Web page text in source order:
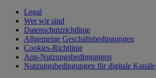
Legal
Wer wir sind
Datenschutzrichtlinie
Allgemeine Geschäftsbedingungen
Cookies-Richtlinie
App-Nutzungsbedingungen
Nutzungsbedingungen für digitale Kanäle